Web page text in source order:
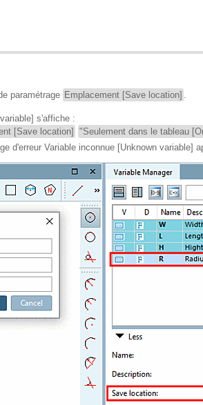
paramétrage Emplacement [Save location] .
s'affiche :
[Save location] "Seulement dans le tableau
d'erreur Variable inconnue [Unknown variable]